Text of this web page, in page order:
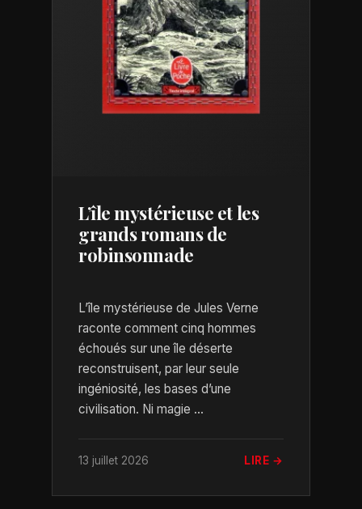
L’île mystérieuse et les
grands romans de
robinsonnade
L’île mystérieuse de Jules Verne
raconte comment cinq hommes
échoués sur une île déserte
reconstruisent, par leur seule
ingéniosité, les bases d’une
civilisation. Ni magie ...
13 juillet 2026 LIRE →